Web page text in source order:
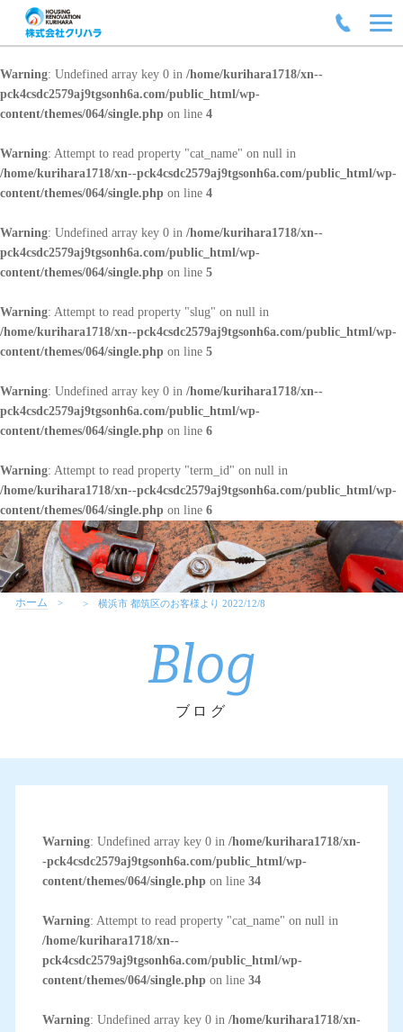
Warning: Undefined array key 0 in /home/kurihara1718/xn--
pck4csdc2579aj9tgsonh6a.com/public_html/wp-
content/themes/064/single.php on line 4
Warning: Attempt to read property "cat_name" on null in
/home/kurihara1718/xn--pck4csdc2579aj9tgsonh6a.com/public_html/wp-
content/themes/064/single.php on line 4
Warning: Undefined array key 0 in /home/kurihara1718/xn--
pck4csdc2579aj9tgsonh6a.com/public_html/wp-
content/themes/064/single.php on line 5
Warning: Attempt to read property "slug" on null in
/home/kurihara1718/xn--pck4csdc2579aj9tgsonh6a.com/public_html/wp-
content/themes/064/single.php on line 5
Warning: Undefined array key 0 in /home/kurihara1718/xn--
pck4csdc2579aj9tgsonh6a.com/public_html/wp-
content/themes/064/single.php on line 6
Warning: Attempt to read property "term_id" on null in
/home/kurihara1718/xn--pck4csdc2579aj9tgsonh6a.com/public_html/wp-
content/themes/064/single.php on line 6
ホーム 横浜市 都筑区のお客様より 2022/12/8
Blog
ブログ
Warning: Undefined array key 0 in /home/kurihara1718/xn-
-pck4csdc2579aj9tgsonh6a.com/public_html/wp-
content/themes/064/single.phpon line 34
Warning: Attempt to read property "cat_name" on null in
/home/kurihara1718/xn--
pck4csdc2579aj9tgsonh6a.com/public_html/wp-
content/themes/064/single.phpon line 34
Warning: Undefined array key 0 in /home/kurihara1718/xn-